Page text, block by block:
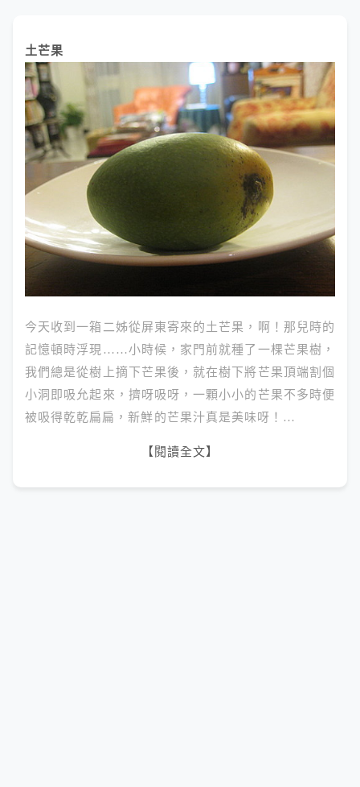
土芒果
今天收到一箱二姊從屏東寄來的土芒果，啊！那兒時的
記憶頓時浮現……小時候，家門前就種了一棵芒果樹，
我們總是從樹上摘下芒果後，就在樹下將芒果頂端割個
小洞即吸允起來，擠呀吸呀，一顆小小的芒果不多時便
被吸得乾乾扁扁，新鮮的芒果汁真是美味呀！…
【閱讀全文】